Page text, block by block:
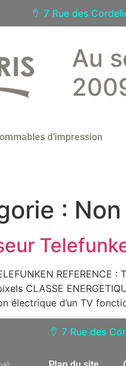
7 Rue des
Au
d’impression
:
REFERENCE
CLASSE
électrique d’un TV
7 Rue des